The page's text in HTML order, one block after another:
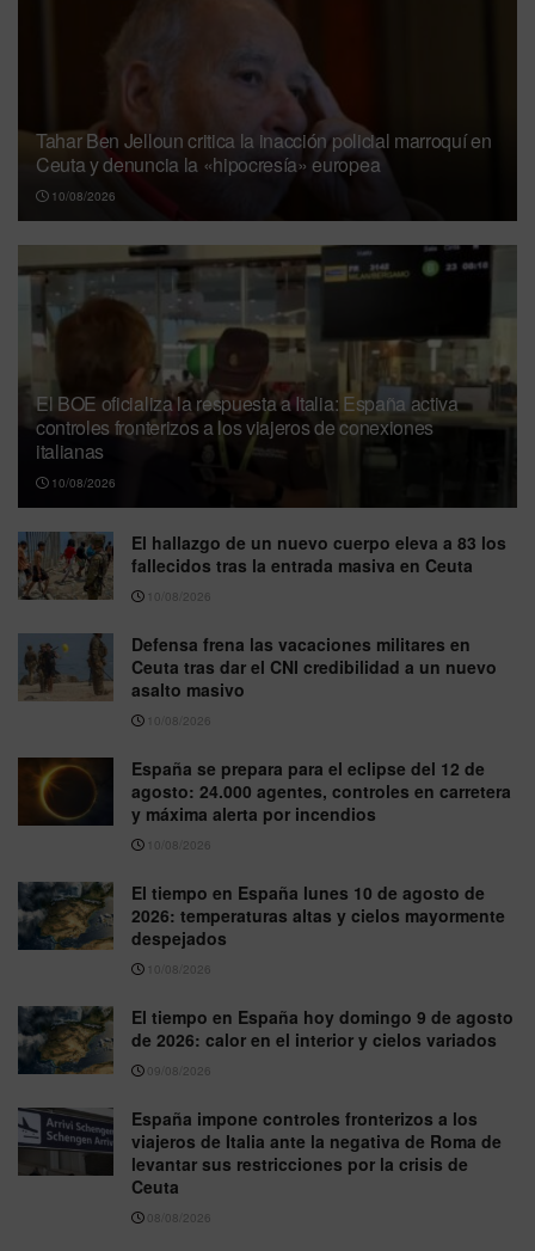
Tahar Ben Jelloun critica la inacción policial marroquí en
Ceuta y denuncia la «hipocresía» europea
10/08/2026
El BOE oficializa la respuesta a Italia: España activa
controles fronterizos a los viajeros de conexiones
italianas
10/08/2026
El hallazgo de un nuevo cuerpo eleva a 83 los
fallecidos tras la entrada masiva en Ceuta
10/08/2026
Defensa frena las vacaciones militares en
Ceuta tras dar el CNI credibilidad a un nuevo
asalto masivo
10/08/2026
España se prepara para el eclipse del 12 de
agosto: 24.000 agentes, controles en carretera
y máxima alerta por incendios
10/08/2026
El tiempo en España lunes 10 de agosto de
2026: temperaturas altas y cielos mayormente
despejados
10/08/2026
El tiempo en España hoy domingo 9 de agosto
de 2026: calor en el interior y cielos variados
09/08/2026
España impone controles fronterizos a los
viajeros de Italia ante la negativa de Roma de
levantar sus restricciones por la crisis de
Ceuta
08/08/2026